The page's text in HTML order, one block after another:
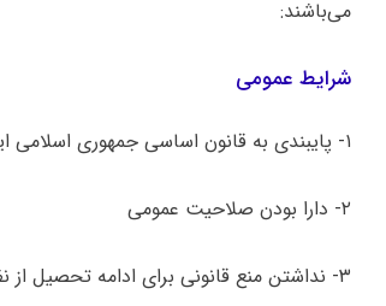
می‌باشند:
شرایط عمومی
۱- پایبندی به قانون اساسی جمهوری اسلامی ایران
۲- دارا بودن صلاحیت عمومی
۳- نداشتن منع قانونی برای ادامه تحصیل از نظر خدمت وظیفه عمومی برای داوطلبان مرد